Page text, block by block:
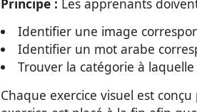
Identifier une image
Identifier un mot arabe
Trouver la catégorie à
Chaque exercice visuel est